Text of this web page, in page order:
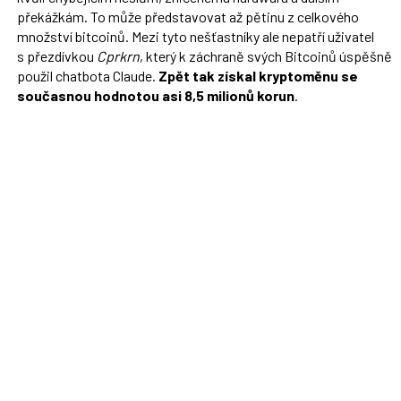
překážkám. To může představovat až pětinu z celkového
množství bitcoinů. Mezi tyto nešťastníky ale nepatří uživatel
s přezdívkou Cprkrn, který k záchraně svých Bitcoinů úspěšně
použil chatbota Claude. Zpět tak získal kryptoměnu se
současnou hodnotou asi 8,5 milionů korun.